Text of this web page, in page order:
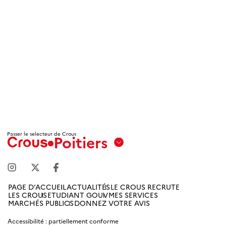
Passer le selecteur de CrousPoitiers
Marseille
Amiens
PAGE D’ACCUEILACTUALITÉSLE CROUS RECRUTE
LES CROUSETUDIANT GOUVMES SERVICES
MARCHÉS PUBLICSDONNEZ VOTRE AVIS
Accessibilité : partiellement conforme